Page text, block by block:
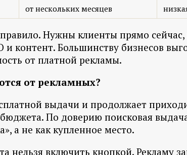
от нескольких месяцев
Нужны клиенты прямо
и контент. Большинству бизнесов
от платной рекламы.
от рекламных?
выдачи и продолжает
По доверию поисковая
а не как купленное место.
нельзя включить кнопкой. Рекламу